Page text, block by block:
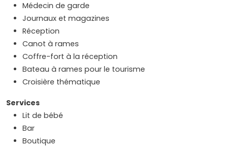
Médecin de garde
Journaux et magazines
Réception
Canot à rames
Coffre-fort à la réception
Bateau à rames pour le tourisme
Croisière thématique
Services
Lit de bébé
Bar
Boutique